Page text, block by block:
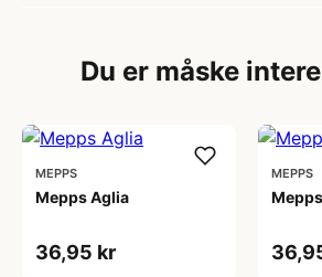
Du er måske
MEPPS
Mepps Aglia
36,95 kr
MEPPS